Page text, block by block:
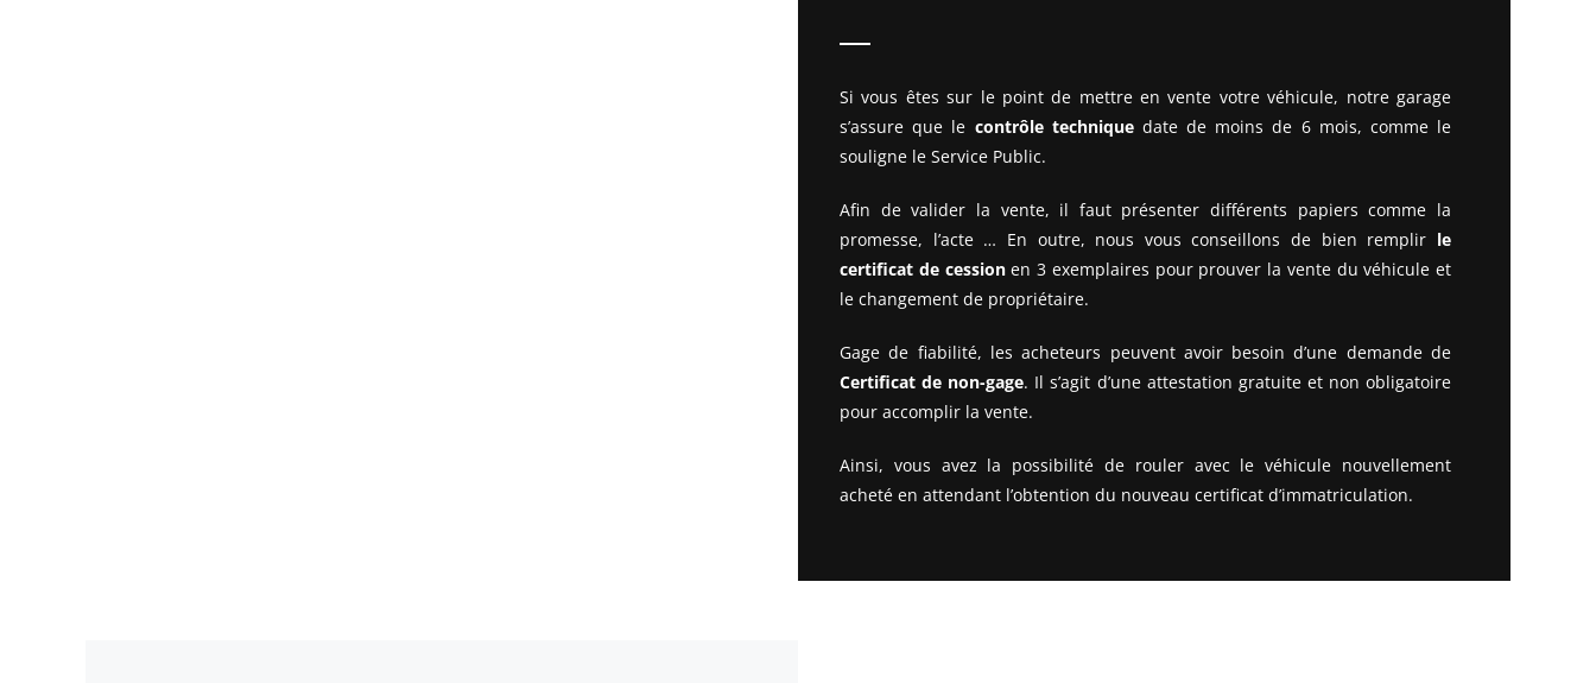
Si vous êtes sur le point de mettre en vente votre véhicule, notre garage
s’assure que le contrôle techniquedate de moins de 6 mois, comme le
souligne le Service Public.
Afin de valider la vente, il faut présenter différents papiers comme la
promesse, l’acte … En outre, nous vous conseillons de bien remplir le
certificat de cessionen 3 exemplaires pour prouver la vente du véhicule et
le changement de propriétaire.
Gage de fiabilité, les acheteurs peuvent avoir besoin d’une demande de
Certificat de non-gage. Il s’agit d’une attestation gratuite et non obligatoire
pour accomplir la vente.
Ainsi, vous avez la possibilité de rouler avec le véhicule nouvellement
acheté en attendant l’obtention du nouveau certificat d’immatriculation.